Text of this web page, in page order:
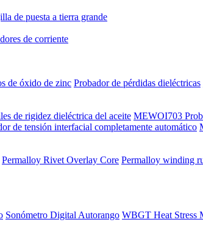
de puesta a tierra grande
de corriente
de óxido de zinc Probador de pérdidas dieléctricas
de rigidez dieléctrica del aceite MEWOI703
de tensión interfacial completamente automático
Permalloy Rivet Overlay Core Permalloy winding
Sonómetro Digital Autorango WBGT Heat Stress